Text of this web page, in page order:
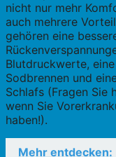
nicht nur mehr
auch mehrere
gehören eine
Blutdruckwerte,
Sodbrennen und
Schlafs (Fragen Sie
wenn Sie
haben!).
Mehr entdecken: